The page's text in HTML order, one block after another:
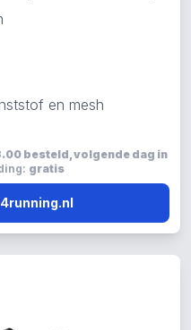
en mesh
besteld, volgende dag in
gratis